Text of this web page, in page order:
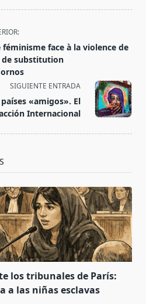
féminisme face à la violence de
substitution
SIGUIENTE ENTRADA
«amigos». El
Internacional
los tribunales de París:
a las niñas esclavas